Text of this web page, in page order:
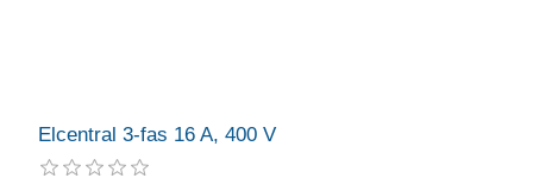
Elcentral 3-fas 16 A, 400 V